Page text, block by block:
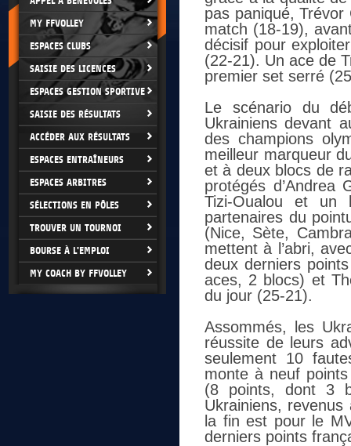
MY FFVOLLEY
ESPACES CLUBS
SAISIE DES LICENCES
ESPACES GESTION SPORTIVE
SAISIE DES RÉSULTATS
ACCÉDER AUX RÉSULTATS
ESPACES ENTRAÎNEURS
ESPACES ARBITRES
SÉLECTIONS EN PÔLES
TROUVER UN TOURNOI
BOURSE À L'EMPLOI
MY COACH BY FFVOLLEY
pas paniqué,
match (18-19),
décisif pour
(22-21). Un ace de
premier set serré
Le scénario du
Ukrainiens devant
des champions
meilleur marqueur
et à deux blocs de
protégés d’Andrea
Tizi-Oualou et un
partenaires du
(Nice, Sète,
mettent à l’abri,
deux derniers
aces, 2 blocs) et
du jour (25-21).
Assommés, les
réussite de leurs
seulement 10
monte à neuf
(8 points, dont 3
Ukrainiens,
la fin est pour le
derniers points